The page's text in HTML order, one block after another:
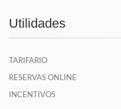
Utilidades
TARIFARIO
RESERVAS ONLINE
INCENTIVOS